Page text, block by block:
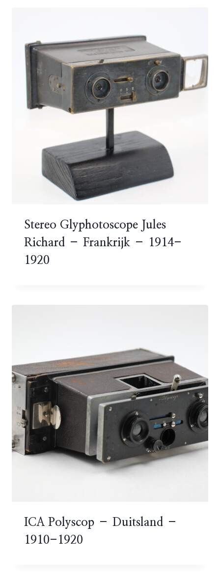
Stereo Glyphotoscope Jules
Richard – Frankrijk – 1914-
1920
ICA Polyscop – Duitsland –
1910-1920